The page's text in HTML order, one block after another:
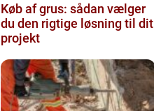
Køb af grus: sådan vælger
du den rigtige løsning til dit
projekt